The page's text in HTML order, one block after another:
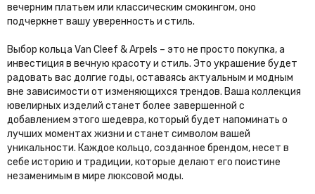
вечерним платьем или классическим смокингом, оно
подчеркнет вашу уверенность и стиль.
Выбор кольца Van Cleef & Arpels – это не просто покупка, а
инвестиция в вечную красоту и стиль. Это украшение будет
радовать вас долгие годы, оставаясь актуальным и модным
вне зависимости от изменяющихся трендов. Ваша коллекция
ювелирных изделий станет более завершенной с
добавлением этого шедевра, который будет напоминать о
лучших моментах жизни и станет символом вашей
уникальности. Каждое кольцо, созданное брендом, несет в
себе историю и традиции, которые делают его поистине
незаменимым в мире люксовой моды.